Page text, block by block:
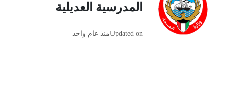
المدرسية العديلية
Updated onمنذ عام واحد